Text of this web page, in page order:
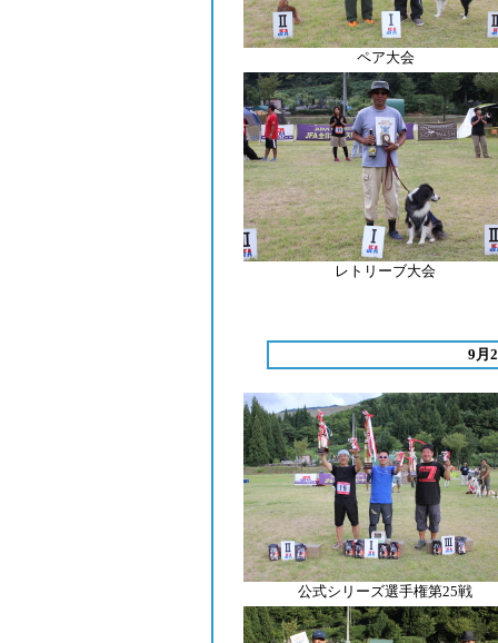
ペア大会
レトリーブ大会
9月
公式シリーズ選手権第25戦